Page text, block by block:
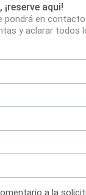
aqui!
pondrá en
y aclarar todos
a la